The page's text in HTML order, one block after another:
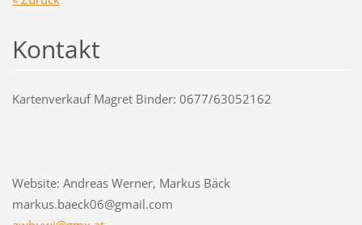
Kontakt
Kartenverkauf Magret Binder: 0677/63052162
Website: Andreas Werner, Markus Bäck
markus.baeck06@gmail.com